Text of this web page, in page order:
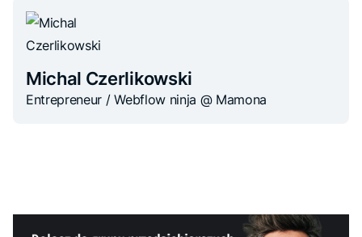
Michal Czerlikowski
Entrepreneur / Webflow ninja @ Mamona